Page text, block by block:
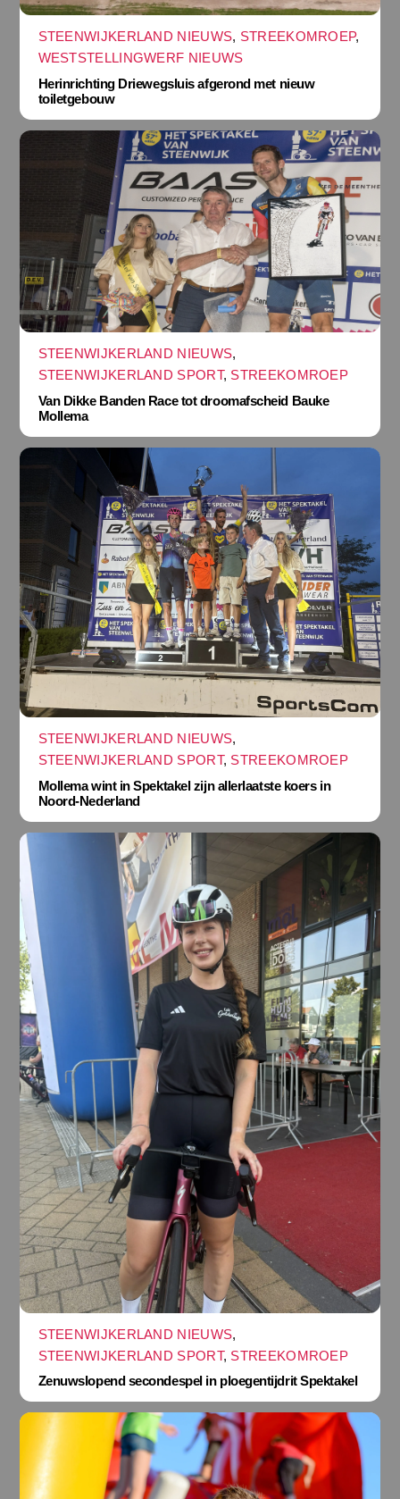
STEENWIJKERLAND NIEUWS, STREEKOMROEP,
WESTSTELLINGWERF NIEUWS
Herinrichting Driewegsluis afgerond met nieuw
toiletgebouw
STEENWIJKERLAND NIEUWS,
STEENWIJKERLAND SPORT, STREEKOMROEP
Van Dikke Banden Race tot droomafscheid Bauke
Mollema
STEENWIJKERLAND NIEUWS,
STEENWIJKERLAND SPORT, STREEKOMROEP
Mollema wint in Spektakel zijn allerlaatste koers in
Noord-Nederland
STEENWIJKERLAND NIEUWS,
STEENWIJKERLAND SPORT, STREEKOMROEP
Zenuwslopend secondespel in ploegentijdrit Spektakel